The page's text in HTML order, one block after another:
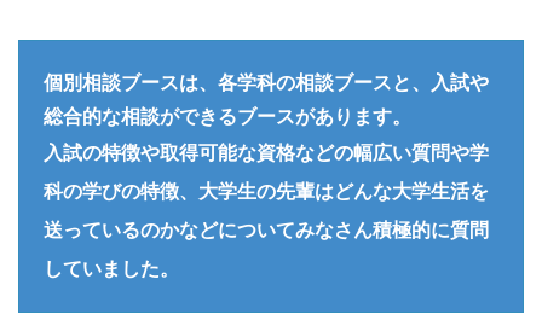
個別相談ブースは、各学科の相談ブースと、入試や
総合的な相談ができるブースがあります。
入試の特徴や取得可能な資格などの幅広い質問や学
科の学びの特徴、大学生の先輩はどんな大学生活を
送っているのかなどについてみなさん積極的に質問
していました。